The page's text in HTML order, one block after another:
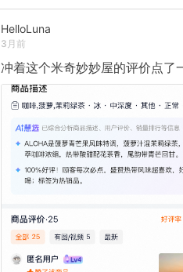
HelloLuna
3月前
冲着这个米奇妙妙屋的评价点了